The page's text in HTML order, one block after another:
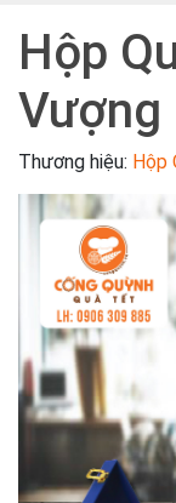
Hộp
Vượng
Thương hiệu: Hộp